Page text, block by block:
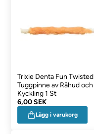
Trixie Denta Fun Twisted
Tuggpinne av Råhud och
Kyckling 1 St
6,00 SEK
Lägg i varukorg